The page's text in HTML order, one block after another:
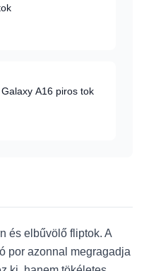
A16 piros tok
és elbűvölő fliptok. A
por azonnal megragadja